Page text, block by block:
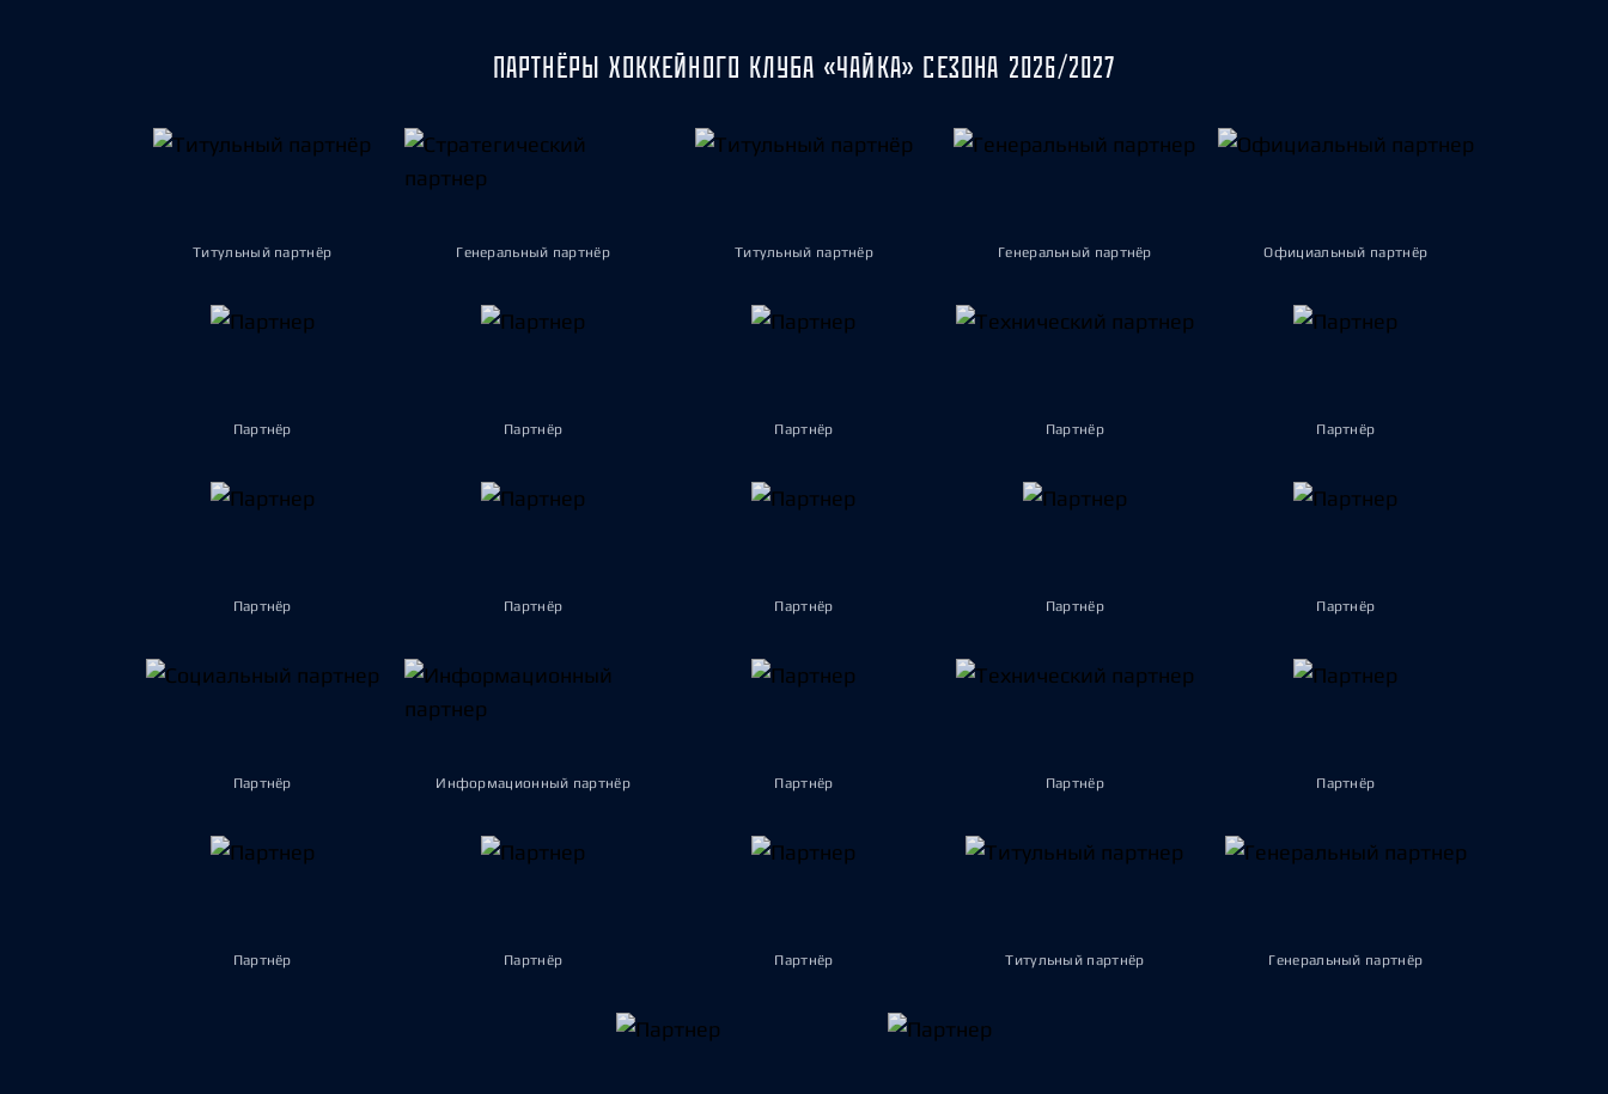
ПАРТНЁРЫ ХОККЕЙНОГО КЛУБА «ЧАЙКА» СЕЗОНА 2026/2027
Титульный партнёр Генеральный партнёр Титульный партнёр Генеральный партнёр Официальный партнёр
Партнёр Партнёр Партнёр Партнёр Партнёр
Партнёр Партнёр Партнёр Партнёр Партнёр
Партнёр Информационный партнёр Партнёр Партнёр Партнёр
Партнёр Партнёр Партнёр Титульный партнёр Генеральный партнёр